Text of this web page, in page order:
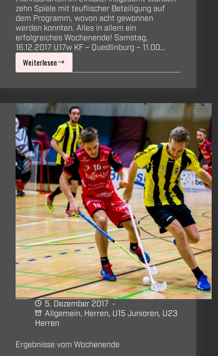
zehn Spiele mit teuflischer Beteiligung auf
dem Programm, wovon acht gewonnen
werden konnten. Alles in allem ein
erfolgreiches Wochenende! Samstag,
16.12.2017 U17w KF – Quedlinburg – 11.00…
Weiterlesen
Ergebnisse
5. Dezember 2017
Allgemein, Herren, U15 Junioren, U23
Herren
Ergebnisse vom Wochenende